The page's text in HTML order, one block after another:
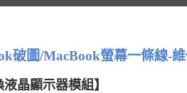
破圖/MacBook螢幕一條線-
晶顯示器模組】